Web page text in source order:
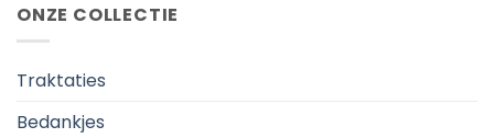
ONZE COLLECTIE
Traktaties
Bedankjes